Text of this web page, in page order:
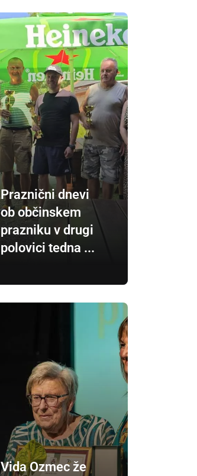
Praznični dnevi
ob občinskem
prazniku v drugi
polovici tedna ...
Vida Ozmec že